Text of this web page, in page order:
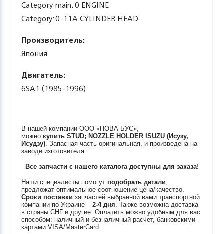
Category main: 0 ENGINE
Category: 0-11A CYLINDER HEAD
Производитель:
Япония
Двигатель:
6SA1 (1985-1996)
В нашей компании ООО «НОВА БУС»,
можно купитьSTUD; NOZZLE HOLDER ISUZU (Исузу,
Исудзу). Запасная часть оригинальная, и произведена на
заводе изготовителя.
Все запчасти с нашего каталога доступны для заказа!
Наши специалисты помогут подобрать детали,
предложат оптимальное соотношение цена/качество.
Сроки поставки запчастей выбранной вами транспортной
компании по Украине –2-4 дня. Также возможна доставка
в страны СНГ и другие. Оплатить можно удобным для вас
способом: наличный и безналичный расчет, банковскими
картами VISA/MasterCard.